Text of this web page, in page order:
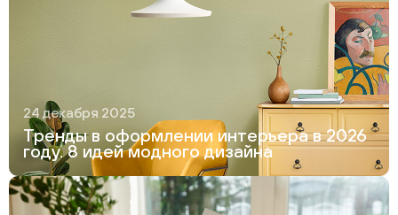
24 декабря 2025
Тренды в оформлении интерьера в 2026
году. 8 идей модного дизайна